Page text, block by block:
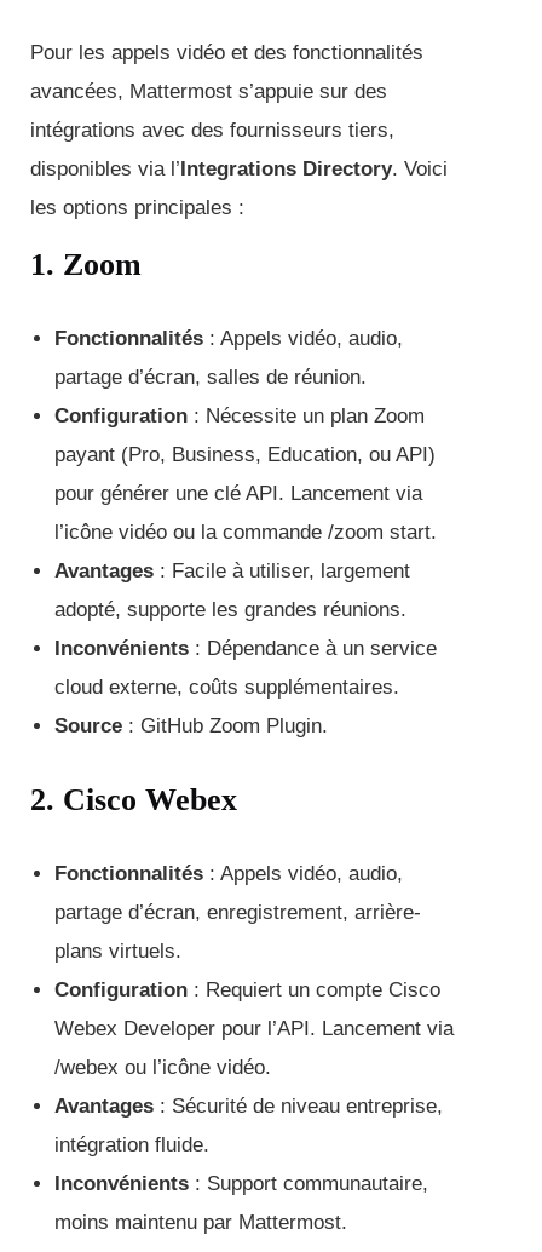
Pour les appels vidéo et des fonctionnalités
avancées, Mattermost s’appuie sur des
intégrations avec des fournisseurs tiers,
disponibles via l’Integrations Directory. Voici
les options principales :
1. Zoom
Fonctionnalités : Appels vidéo, audio,
partage d’écran, salles de réunion.
Configuration : Nécessite un plan Zoom
payant (Pro, Business, Education, ou API)
pour générer une clé API. Lancement via
l’icône vidéo ou la commande /zoom start.
Avantages : Facile à utiliser, largement
adopté, supporte les grandes réunions.
Inconvénients : Dépendance à un service
cloud externe, coûts supplémentaires.
Source : GitHub Zoom Plugin.
2. Cisco Webex
Fonctionnalités : Appels vidéo, audio,
partage d’écran, enregistrement, arrière-
plans virtuels.
Configuration : Requiert un compte Cisco
Webex Developer pour l’API. Lancement via
/webex ou l’icône vidéo.
Avantages : Sécurité de niveau entreprise,
intégration fluide.
Inconvénients : Support communautaire,
moins maintenu par Mattermost.